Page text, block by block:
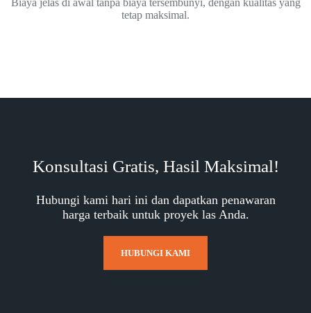
tetap maksimal.
Konsultasi Gratis, Hasil Maksimal!
Hubungi kami hari ini dan dapatkan penawaran
harga terbaik untuk proyek las Anda.
HUBUNGI KAMI